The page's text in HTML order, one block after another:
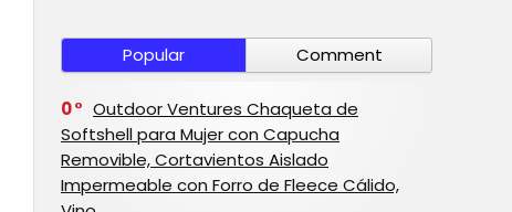
Popular Comment
0
Outdoor Ventures Chaqueta de
Softshell para Mujer con Capucha
Removible, Cortavientos Aislado
Impermeable con Forro de Fleece Cálido,